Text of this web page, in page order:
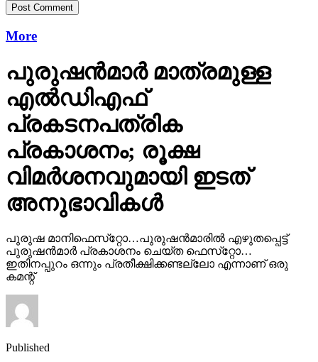
More
പുരുഷന്‍മാര്‍ മാത്രമുള്ള
എല്‍ഡിഎഫ്
പ്രകടനപത്രിക
പ്രകാശനം; രൂക്ഷ
വിമര്‍ശനവുമായി ഇടത്
അനുഭാവികൾ
പുരുഷ മാനിഫെസ്‌റ്റോ…പുരുഷന്‍മാരില്‍ എഴുതപ്പെട്ട്
ഇതിനപ്പുറം ഒന്നും പ്രതീക്ഷിക്കണ്ടല്ലോ എന്നാണ് ഒരു
കമന്റ്
Published
9 hours ago